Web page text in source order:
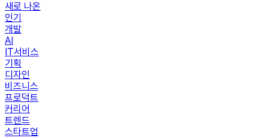
새로 나온
인기
개발
AI
IT서비스
기획
디자인
비즈니스
프로덕트
커리어
트렌드
스타트업